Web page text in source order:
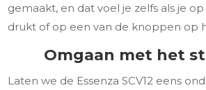
gemaakt, en dat voel je zelfs als je
drukt of op een van de knoppen op
Omgaan met het
Laten we de Essenza SCV12 eens